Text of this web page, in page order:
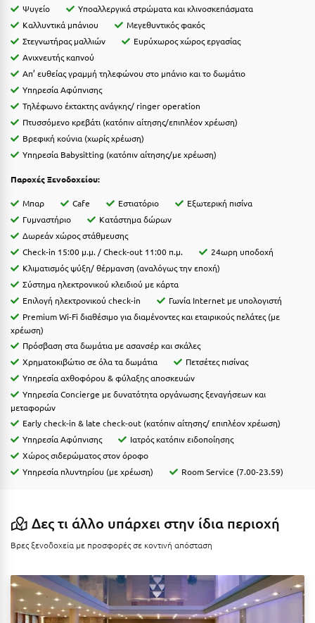
Ιωάννινα
Κ
Καβάλα
Καλάβρυτα
Καλαμάτα
Κάλαμος
Καλαμπάκα
Κάλυμνος
Καμένα Βούρλα
Καρδάμαινα
Καρδαμύλη
Καρδίτσα
Κάρπαθος
Καρπενήσι
Κάρυστος
Κάσος
Κασσάνδρα
Καστοριά
Κέα - Τζιά
Κέρκυρα
Κεφαλονιά
Ψυγείο
Υποαλλεργικά στρώματα και κλινοσκεπάσματα
Kαλλυντικά μπάνιου
Μεγεθυντικός φακός
Στεγνωτήρας μαλλιών
Ευρύχωρος χώρος εργασίας
Ανιχνευτής καπνού
Απ’ ευθείας γραμμή τηλεφώνου στο μπάνιο και το δωμάτιο
Υπηρεσία Αφύπνισης
Τηλέφωνο έκτακτης ανάγκης/ ringer operation
Πτυσσόμενο κρεβάτι (κατόπιν αίτησης/επιπλέον χρέωση)
Βρεφική κούνια (χωρίς χρέωση)
Υπηρεσία Babysitting (κατόπιν αίτησης/με χρέωση)
Παροχές Ξενοδοχείου:
Μπαρ Cafe Εστιατόριο
Εξωτερική πισίνα
Γυμναστήριο
Κατάστημα δώρων
Δωρεάν χώρος στάθμευσης
Check-in 15:00 μ.μ. / Check-out 11:00 π.μ.
24ωρη υποδοχή
Κλιματισμός ψύξη/ θέρμανση (αναλόγως την εποχή)
Σύστημα ηλεκτρονικού κλειδιού με κάρτα
Επιλογή ηλεκτρονικού check-in
Γωνία Internet με υπολογιστή
Premium Wi-Fi διαθέσιμο για διαμένοντες και εταιρικούς πελάτες (με
χρέωση)
Πρόσβαση στα δωμάτια με ασανσέρ και σκάλες
Χρηματοκιβώτιο σε όλα τα δωμάτια
Πετσέτες πισίνας
Υπηρεσία αχθοφόρου & φύλαξης αποσκευών
Υπηρεσία Concierge με δυνατότητα οργάνωσης ξεναγήσεων και
μεταφορών
Early check-in & late check-out (κατόπιν αίτησης/ επιπλέον χρέωση)
Υπηρεσία Αφύπνισης
Ιατρός κατόπιν ειδοποίησης
Χώρος σιδερώματος στον όροφο
Υπηρεσία πλυντηρίου (με χρέωση)
Room Service (7.00-23.59)
Δες τι άλλο υπάρχει στην ίδια περιοχή
Βρες ξενοδοχεία με προσφορές σε κοντινή απόσταση